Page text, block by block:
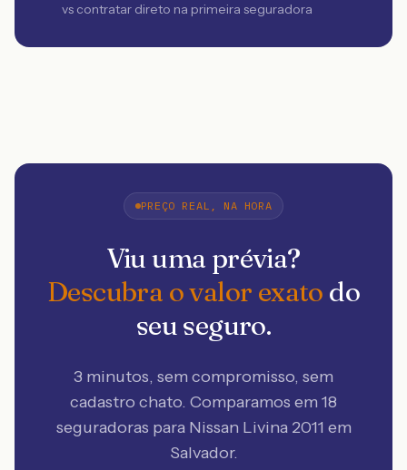
vs contratar direto na primeira seguradora
PREÇO REAL, NA HORA
Viu uma prévia?
Descubra o valor exato do
seu seguro.
3 minutos, sem compromisso, sem
cadastro chato. Comparamos em 18
seguradoras para Nissan Livina 2011 em
Salvador.